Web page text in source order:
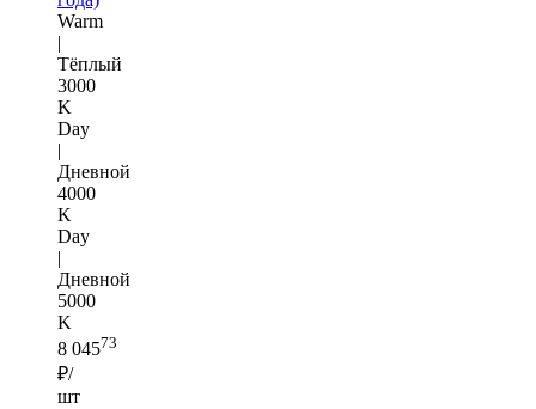
Warm
|
Тёплый
3000
K
Day
|
Дневной
4000
K
Day
|
Дневной
5000
K
8 04573
₽/
шт